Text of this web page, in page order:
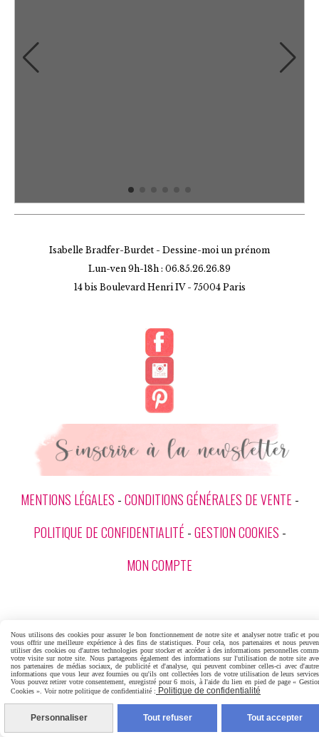
Isabelle Bradfer-Burdet - Dessine-moi un prénom
Lun-ven 9h-18h : 06.85.26.26.89
14 bis Boulevard Henri IV - 75004 Paris
MENTIONS LÉGALES CONDITIONS GÉNÉRALES DE VENTE
POLITIQUE DE CONFIDENTIALITÉ GESTION COOKIES
MON COMPTE
Nous utilisons des cookies pour assurer le bon fonctionnement de notre site et analyser notre trafic et
vous offrir une meilleure expérience à des fins de statistiques. Pour cela, nos partenaires et nous
utiliser des cookies ou d'autres technologies pour stocker et accéder à des informations personnelles
votre visite sur notre site. Nous partageons également des informations sur l'utilisation de notre site
nos partenaires de médias sociaux, de publicité et d'analyse, qui peuvent combiner celles-ci avec
informations que vous leur avez fournies ou qu'ils ont collectées lors de votre utilisation de leurs
Vous pouvez retirer votre consentement, enregistré pour 6 mois, à l'aide du lien en pied de page «
Cookies ». Voir notre politique de confidentialité : Politique de confidentialité
Personnaliser Tout refuser Tout accepter